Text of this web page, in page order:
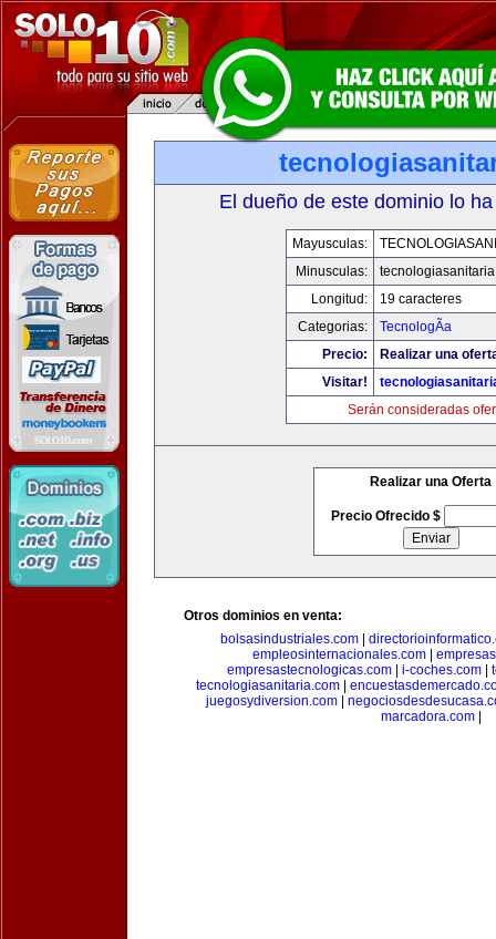
El dueño de este dominio lo
Mayusculas:
Minusculas:
Longitud:
19 caracteres
Categorias:
TecnologÃ­a
Precio:
Realizar una
Visitar!
Serán consideradas
Realizar una Oferta
Precio Ofrecido $
Otros dominios en venta:
bolsasindustriales.com
empleosinternacionales.com
empresastecnologicas.com
i-coches.com
tecnologiasanitaria.com|
juegosydiversion.com
marcadora.com|